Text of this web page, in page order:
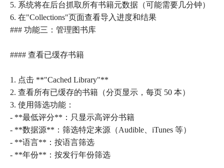
5. 系统将在后台抓取所有书籍元数据（可能需要几分钟）
6. 在"Collections"页面查看导入进度和结果
### 功能三：管理图书库
#### 查看已缓存书籍
1. 点击 **"Cached Library"**
2. 查看所有已缓存的书籍（分页显示，每页 50 本）
3. 使用筛选功能：
- **最低评分**：只显示高评分书籍
- **数据源**：筛选特定来源（Audible、iTunes 等）
- **语言**：按语言筛选
- **年份**：按发行年份筛选